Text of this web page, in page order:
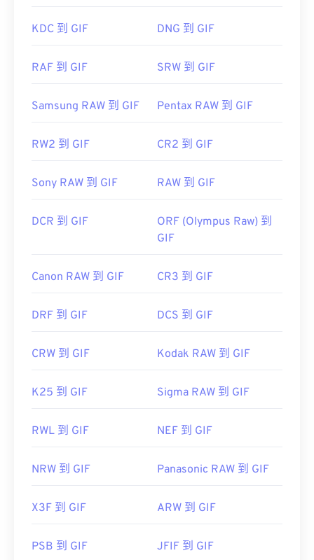
href="https://www.roxio.com/en/products/creator/pro/
target="_blank">NXT Pro
KDC 到 GIF DNG 到 GIF
RAF 到 GIF SRW 到 GIF
Samsung RAW 到 GIF Pentax RAW 到 GIF
RW2 到 GIF CR2 到 GIF
Sony RAW 到 GIF RAW 到 GIF
DCR 到 GIF
ORF (Olympus Raw) 到
GIF
Canon RAW 到 GIF CR3 到 GIF
DRF 到 GIF DCS 到 GIF
CRW 到 GIF Kodak RAW 到 GIF
K25 到 GIF Sigma RAW 到 GIF
RWL 到 GIF NEF 到 GIF
NRW 到 GIF Panasonic RAW 到 GIF
X3F 到 GIF ARW 到 GIF
PSB 到 GIF JFIF 到 GIF